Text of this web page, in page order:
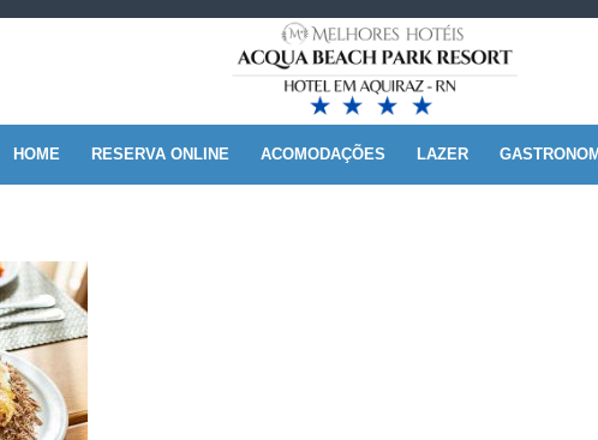
HOME RESERVA ONLINE ACOMODAÇÕES LAZER